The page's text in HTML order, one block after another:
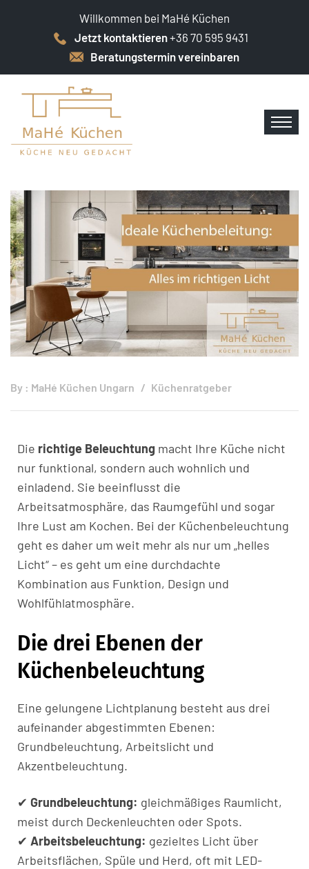
Willkommen bei MaHé Küchen
Jetzt kontaktieren+36 70 595 9431
Beratungstermin vereinbaren
By : MaHé Küchen Ungarn Küchenratgeber
Die richtige Beleuchtung macht Ihre Küche nicht
nur funktional, sondern auch wohnlich und
einladend. Sie beeinflusst die
Arbeitsatmosphäre, das Raumgefühl und sogar
Ihre Lust am Kochen. Bei der Küchenbeleuchtung
geht es daher um weit mehr als nur um „helles
Licht“ – es geht um eine durchdachte
Kombination aus Funktion, Design und
Wohlfühlatmosphäre.
Die drei Ebenen der
Küchenbeleuchtung
Eine gelungene Lichtplanung besteht aus drei
aufeinander abgestimmten Ebenen:
Grundbeleuchtung, Arbeitslicht und
Akzentbeleuchtung.
✔ Grundbeleuchtung: gleichmäßiges Raumlicht,
meist durch Deckenleuchten oder Spots.
✔ Arbeitsbeleuchtung: gezieltes Licht über
Arbeitsflächen, Spüle und Herd, oft mit LED-